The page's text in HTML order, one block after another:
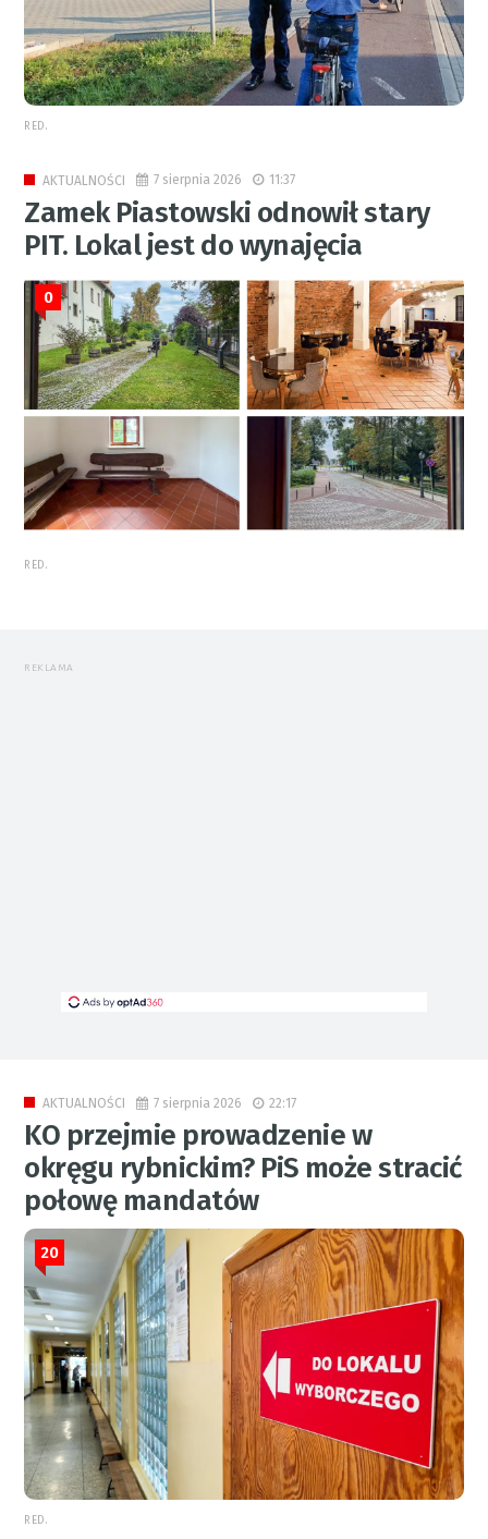
RED.
AKTUALNOŚCI 7 sierpnia 2026 11:37
Zamek Piastowski odnowił stary
PIT. Lokal jest do wynajęcia
0
RED.
REKLAMA
AKTUALNOŚCI 7 sierpnia 2026 22:17
KO przejmie prowadzenie w
okręgu rybnickim? PiS może stracić
połowę mandatów
20
RED.